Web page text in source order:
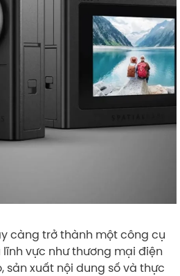
càng trở thành một công cụ
vực như thương mại điện
sản xuất nội dung số và thực